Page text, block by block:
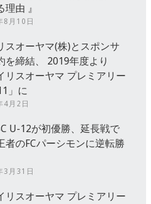
理由 』
8月10日
スオーヤマ(株)とスポンサ
を締結、 2019年度より
リスオーヤマ プレミアリー
」に
4月2日
U-12が初優勝、延長戦で
者のFCパーシモンに逆転勝
3月31日
リスオーヤマ プレミアリー